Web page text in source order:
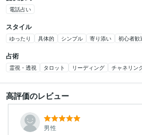
電話占い
スタイル
ゆったり 具体的 シンプル 寄り添い 初心者歓
占術
霊視・透視 タロット リーディング チャネリン
高評価のレビュー
男性